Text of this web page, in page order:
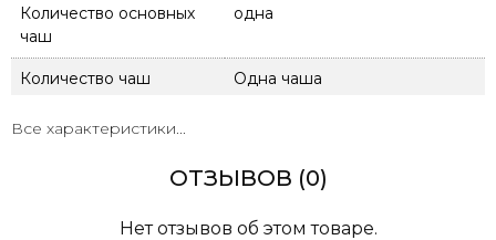
Количество основных
чаш
одна
Количество чаш Одна чаша
Комплектация
Граніт
Наличие донного
Есть
Все характеристики...
ОТЗЫВОВ (0)
Нет отзывов об этом товаре.